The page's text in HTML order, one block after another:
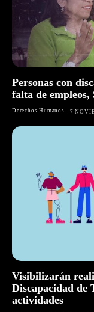
Personas con
falta de
Derechos Humanos 7
Visibilizarán
Discapacidad de
actividades